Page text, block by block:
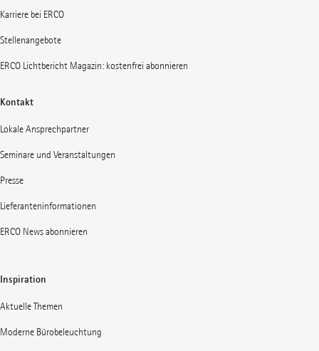
Karriere bei ERCO
Stellenangebote
ERCO Lichtbericht Magazin: kostenfrei abonnieren
Kontakt
Lokale Ansprechpartner
Seminare und Veranstaltungen
Presse
Lieferanteninformationen
ERCO News abonnieren
Inspiration
Aktuelle Themen
Moderne Bürobeleuchtung